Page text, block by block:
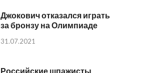
Джокович отказался играть
за бронзу на Олимпиаде
31.07.2021
Российские шпажисты